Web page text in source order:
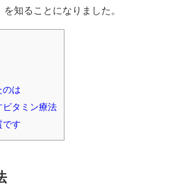
知ることになりました。
のは
ビタミン療法
です